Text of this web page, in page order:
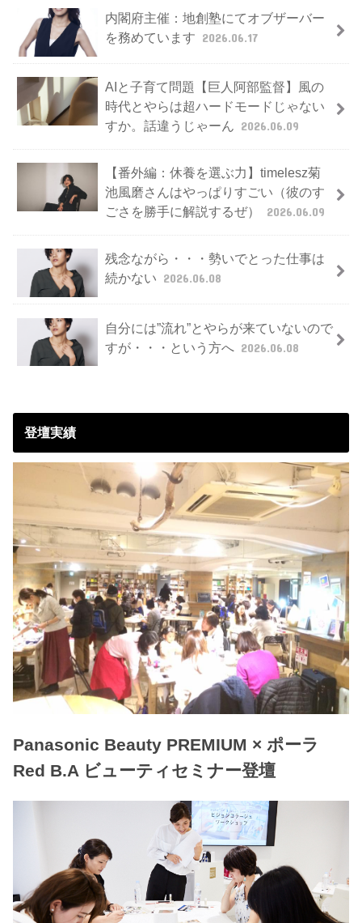
内閣府主催：地創塾にてオブザーバー
を務めています 2026.06.17
AIと子育て問題【巨人阿部監督】風の
時代とやらは超ハードモードじゃない
すか。話違うじゃーん 2026.06.09
【番外編：休養を選ぶ力】timelesz菊
池風磨さんはやっぱりすごい（彼のす
ごさを勝手に解説するぜ）
2026.06.09
残念ながら・・・勢いでとった仕事は
続かない 2026.06.08
自分には”流れ”とやらが来ていないので
すが・・・という方へ 2026.06.08
登壇実績
Panasonic Beauty PREMIUM × ポーラ
Red B.A ビューティセミナー登壇